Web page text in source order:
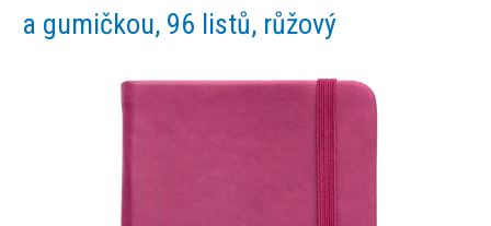
a gumičkou, 96 listů, růžový